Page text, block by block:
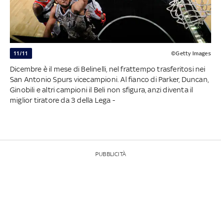
11/11 ©Getty Images
Dicembre è il mese di Belinelli, nel frattempo trasferitosi nei
San Antonio Spurs vicecampioni. Al fianco di Parker, Duncan,
Ginobili e altri campioni il Beli non sfigura, anzi diventa il
miglior tiratore da 3 della Lega -
PUBBLICITÀ